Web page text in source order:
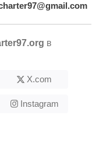
в
X.com
Instagram